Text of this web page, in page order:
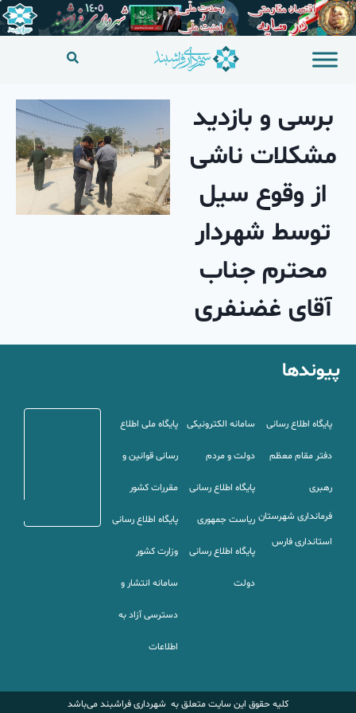
برسی و بازدید
مشکلات ناشی
از وقوع سیل
توسط شهردار
محترم جناب
آقای غضنفری
پیوندها
پایگاه اطلاع رسانی
دفتر مقام معظم
رهبری
فرمانداری شهرستان
استانداریفارس
سامانه الکترونیکی
دولت و مردم
پایگاه اطلاع رسانی
ریاست جمهوری
پایگاه اطلاع رسانی
دولت
پایگاه ملی اطلاع
رسانی قوانین و
مقررات کشور
پایگاه اطلاع رسانی
وزارت کشور
سامانه انتشار و
دسترسی آزاد به
اطلاعات
کلیه حقوق این سایت متعلق به شهرداری فراشبند می‌باشد